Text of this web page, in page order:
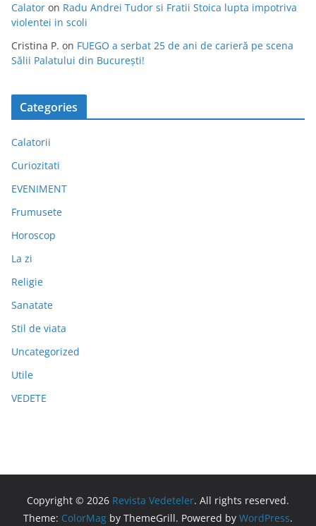
Calator on Radu Andrei Tudor si Fratii Stoica lupta impotriva
violentei in scoli
Cristina P. on FUEGO a serbat 25 de ani de carieră pe scena
Sălii Palatului din București!
Categories
Calatorii
Curiozitati
EVENIMENT
Frumusete
Horoscop
La zi
Religie
Sanatate
Stil de viata
Uncategorized
Utile
VEDETE
Copyright © 2026 Revista Vedeteler. All rights reserved.
Theme: ColorMag by ThemeGrill. Powered by WordPress.